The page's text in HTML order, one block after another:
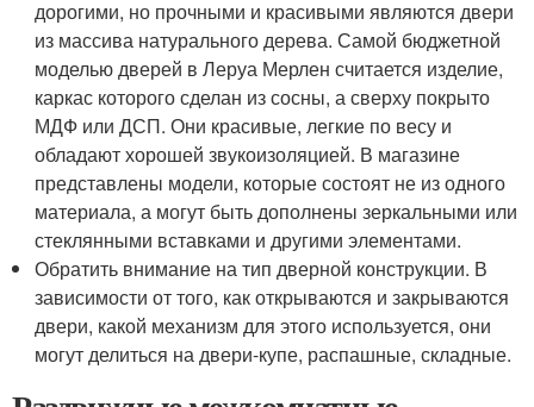
дорогими, но прочными и красивыми являются двери
из массива натурального дерева. Самой бюджетной
моделью дверей в Леруа Мерлен считается изделие,
каркас которого сделан из сосны, а сверху покрыто
МДФ или ДСП. Они красивые, легкие по весу и
обладают хорошей звукоизоляцией. В магазине
представлены модели, которые состоят не из одного
материала, а могут быть дополнены зеркальными или
стеклянными вставками и другими элементами.
Обратить внимание на тип дверной конструкции. В
зависимости от того, как открываются и закрываются
двери, какой механизм для этого используется, они
могут делиться на двери-купе, распашные, складные.